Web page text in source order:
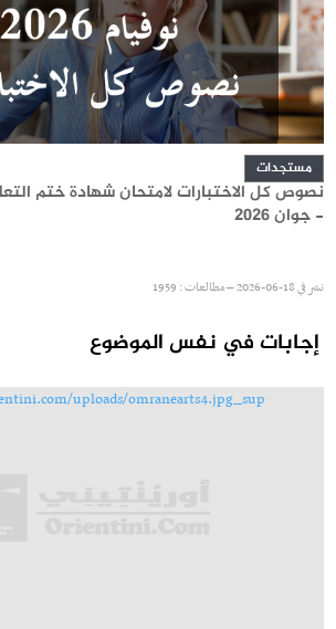
مستجدات
نصوص كل الاختبارات لامتحان شهادة ختم
- جوان 2026
نشر في18-06-2026 – مطالعات : 1959
إجابات في نفس الموضوع